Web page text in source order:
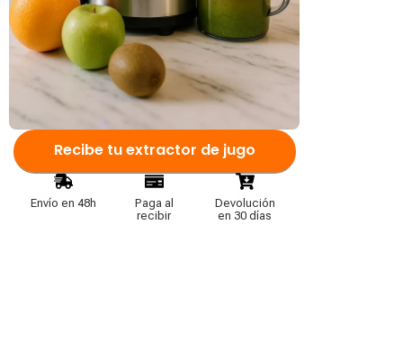
Recibe tu extractor de jugo
Envío en 48h
Paga al
recibir
Devolución
en 30 días